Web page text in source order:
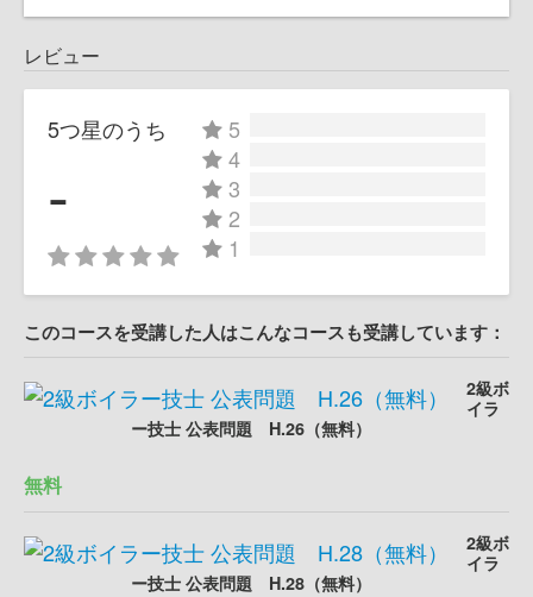
レビュー
5つ星のうち
-
5
4
3
2
1
このコースを受講した人はこんなコースも受講しています：
2級ボ
イラ
ー技士 公表問題 H.26（無料）
無料
2級ボ
イラ
ー技士 公表問題 H.28（無料）